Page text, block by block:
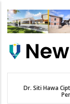
main
Main
Dr. Siti Hawa